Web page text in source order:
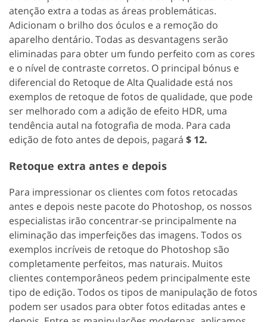
atenção extra a todas as áreas problemáticas.
Adicionam o brilho dos óculos e a remoção do
aparelho dentário. Todas as desvantagens serão
eliminadas para obter um fundo perfeito com as cores
e o nível de contraste corretos. O principal bónus e
diferencial do Retoque de Alta Qualidade está nos
exemplos de retoque de fotos de qualidade, que pode
ser melhorado com a adição de efeito HDR, uma
tendência autal na fotografia de moda. Para cada
edição de foto antes de depois, pagará $ 12.
Retoque extra antes e depois
Para impressionar os clientes com fotos retocadas
antes e depois neste pacote do Photoshop, os nossos
especialistas irão concentrar-se principalmente na
eliminação das imperfeições das imagens. Todos os
exemplos incríveis de retoque do Photoshop são
completamente perfeitos, mas naturais. Muitos
clientes contemporâneos pedem principalmente este
tipo de edição. Todos os tipos de manipulação de fotos
podem ser usados para obter fotos editadas antes e